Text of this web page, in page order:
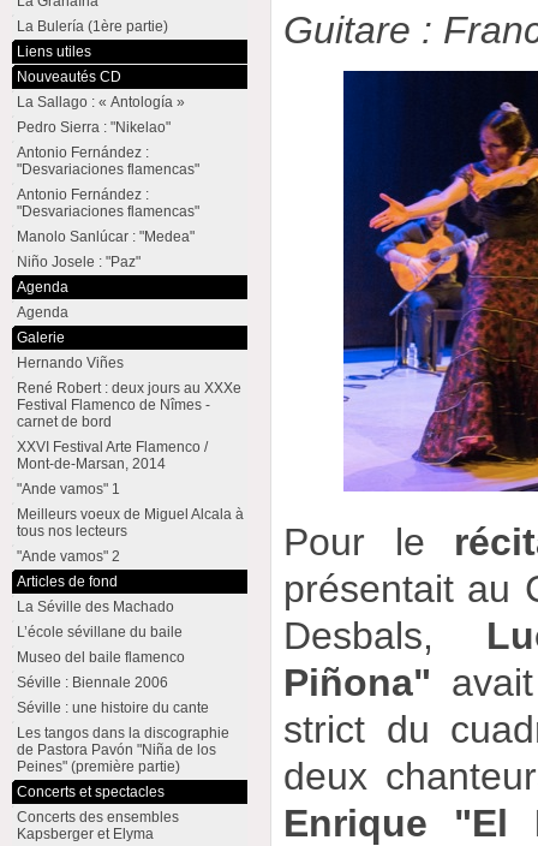
Guitare :
Pour le
présentait au
Desbals,
Piñona"
strict du
deux
Enrique "El
La Bulería (1ère partie)
Liens utiles
Nouveautés CD
La Sallago : « Antología »
Pedro Sierra : "Nikelao"
Antonio Fernández :
"Desvariaciones flamencas"
Antonio Fernández :
"Desvariaciones flamencas"
Manolo Sanlúcar : "Medea"
Niño Josele : "Paz"
Agenda
Agenda
Galerie
Hernando Viñes
René Robert : deux jours au XXXe
Festival Flamenco de Nîmes -
carnet de bord
XXVI Festival Arte Flamenco /
Mont-de-Marsan, 2014
"Ande vamos" 1
Meilleurs voeux de Miguel Alcala à
tous nos lecteurs
"Ande vamos" 2
Articles de fond
La Séville des Machado
L’école sévillane du baile
Museo del baile flamenco
Séville : Biennale 2006
Séville : une histoire du cante
Les tangos dans la discographie
de Pastora Pavón "Niña de los
Peines" (première partie)
Concerts et spectacles
Concerts des ensembles
Kapsberger et Elyma